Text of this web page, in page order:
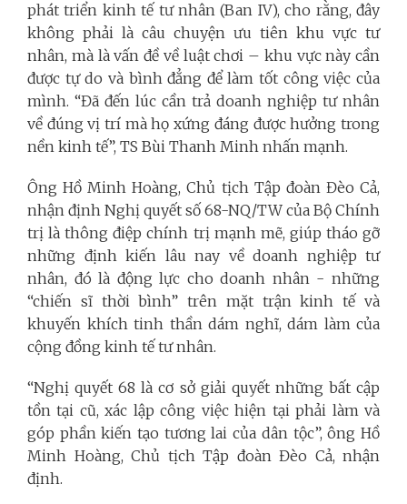
phát triển kinh tế tư nhân (Ban IV), cho rằng, đây
không phải là câu chuyện ưu tiên khu vực tư
nhân, mà là vấn đề về luật chơi – khu vực này cần
được tự do và bình đẳng để làm tốt công việc của
mình. “Đã đến lúc cần trả doanh nghiệp tư nhân
về đúng vị trí mà họ xứng đáng được hưởng trong
nền kinh tế”, TS Bùi Thanh Minh nhấn mạnh.
Ông Hồ Minh Hoàng, Chủ tịch Tập đoàn Đèo Cả,
nhận định Nghị quyết số 68-NQ/TW của Bộ Chính
trị là thông điệp chính trị mạnh mẽ, giúp tháo gỡ
những định kiến lâu nay về doanh nghiệp tư
nhân, đó là động lực cho doanh nhân - những
“chiến sĩ thời bình” trên mặt trận kinh tế và
khuyến khích tinh thần dám nghĩ, dám làm của
cộng đồng kinh tế tư nhân.
“Nghị quyết 68 là cơ sở giải quyết những bất cập
tồn tại cũ, xác lập công việc hiện tại phải làm và
góp phần kiến tạo tương lai của dân tộc”, ông Hồ
Minh Hoàng, Chủ tịch Tập đoàn Đèo Cả, nhận
định.